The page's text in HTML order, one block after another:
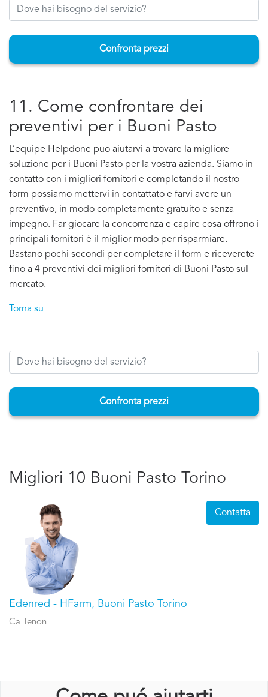
Confronta prezzi
11. Come confrontare dei
preventivi per i Buoni Pasto
L’equipe Helpdone puo aiutarvi a trovare la migliore
soluzione per i Buoni Pasto per la vostra azienda. Siamo in
contatto con i migliori fornitori e completando il nostro
form possiamo mettervi in contattato e farvi avere un
preventivo, in modo completamente gratuito e senza
impegno. Far giocare la concorrenza e capire cosa offrono i
principali fornitori è il miglior modo per risparmiare.
Bastano pochi secondi per completare il form e riceverete
fino a 4 preventivi dei migliori fornitori di Buoni Pasto sul
mercato.
Torna su
Confronta prezzi
Migliori 10 Buoni Pasto Torino
Edenred - HFarm, Buoni Pasto Torino
Ca Tenon
Contatta